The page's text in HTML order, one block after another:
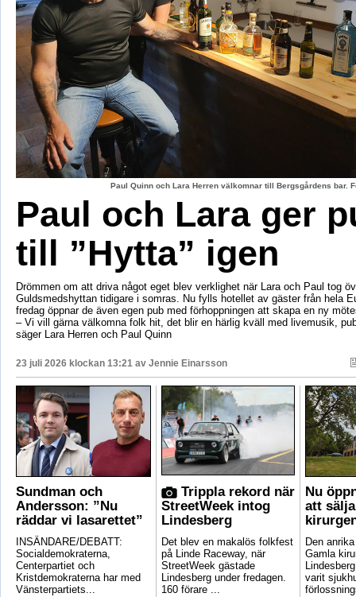
Paul Quinn och Lara Herren välkomnar till Bergsgårdens bar.
Paul och Lara ger
till ”Hytta” igen
Drömmen om att driva något eget blev verklighet när Lara och Paul tog
Guldsmedshyttan tidigare i somras. Nu fylls hotellet av gäster från hela
fredag öppnar de även egen pub med förhoppningen att skapa en ny
– Vi vill gärna välkomna folk hit, det blir en härlig kväll med livemusik,
säger Lara Herren och Paul Quinn
23 juli 2026 klockan 13:21 av Jennie Einarsson
Sundman och
Andersson: ”Nu
räddar vi lasarettet”
INSÄNDARE/DEBATT:
Socialdemokraterna,
Centerpartiet och
Kristdemokraterna har med
Vänsterpartiets...
Trippla rekord när
StreetWeek intog
Lindesberg
Det blev en makalös folkfest
på Linde Raceway, när
StreetWeek gästade
Lindesberg under fredagen.
160 förare ...
Nu
att
Den
Gamla
varit